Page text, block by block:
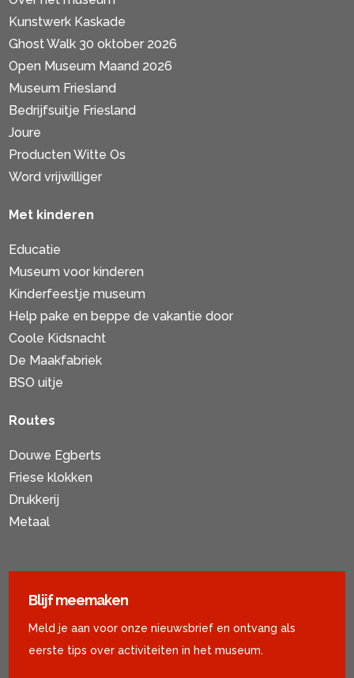
Kunstwerk Kaskade
Ghost Walk 30 oktober 2026
Open Museum Maand 2026
Museum Friesland
Bedrijfsuitje Friesland
Joure
Producten Witte Os
Word vrijwilliger
Met kinderen
Educatie
Museum voor kinderen
Kinderfeestje museum
Help pake en beppe de vakantie door
Coole Kidsnacht
De Maakfabriek
BSO uitje
Routes
Douwe Egberts
Friese klokken
Drukkerij
Metaal
Blijf meemaken
Meld je aan voor onze nieuwsbrief en ontvang als
eerste tips over activiteiten in het museum.